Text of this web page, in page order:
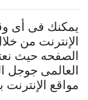
يمكنك فى أى
الإنترنت من
الصفحه حيث
العالمى جوجل
مواقع الإنترنت